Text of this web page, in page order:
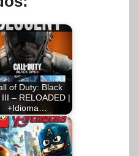
of Duty: Black
– RELOADED |
+Idioma…